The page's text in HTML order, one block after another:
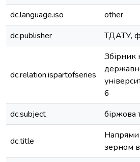
dc.language.iso
other
dc.publisher
ТДАТУ,
dc.relation.ispartofseries
Збірник
6
dc.subject
біржова
dc.title
Напрями
зерном в